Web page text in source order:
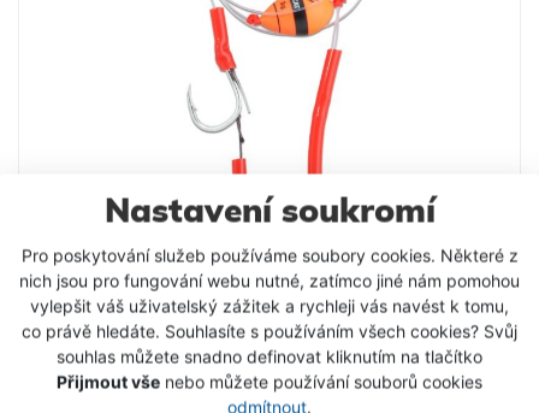
Nastavení soukromí
Pro poskytování služeb používáme soubory cookies. Některé z
nich jsou pro fungování webu nutné, zatímco jiné nám pomohou
vylepšit váš uživatelský zážitek a rychleji vás navést k tomu,
co právě hledáte. Souhlasíte s používáním všech cookies? Svůj
souhlas můžete snadno definovat kliknutím na tlačítko
Přijmout vše nebo můžete používání souborů cookies
odmítnout.
Uni Cat návazec Weightless bait GT-41 rig
Ručně vázané návazce. Perfektně vyvážený U-
plovákový návazec pro lov sumců s živou
nástrahou. Vázané na Extreme Mono Line Ø 1,15 mm.
Perfektně vyvážený návazec, skládající se z